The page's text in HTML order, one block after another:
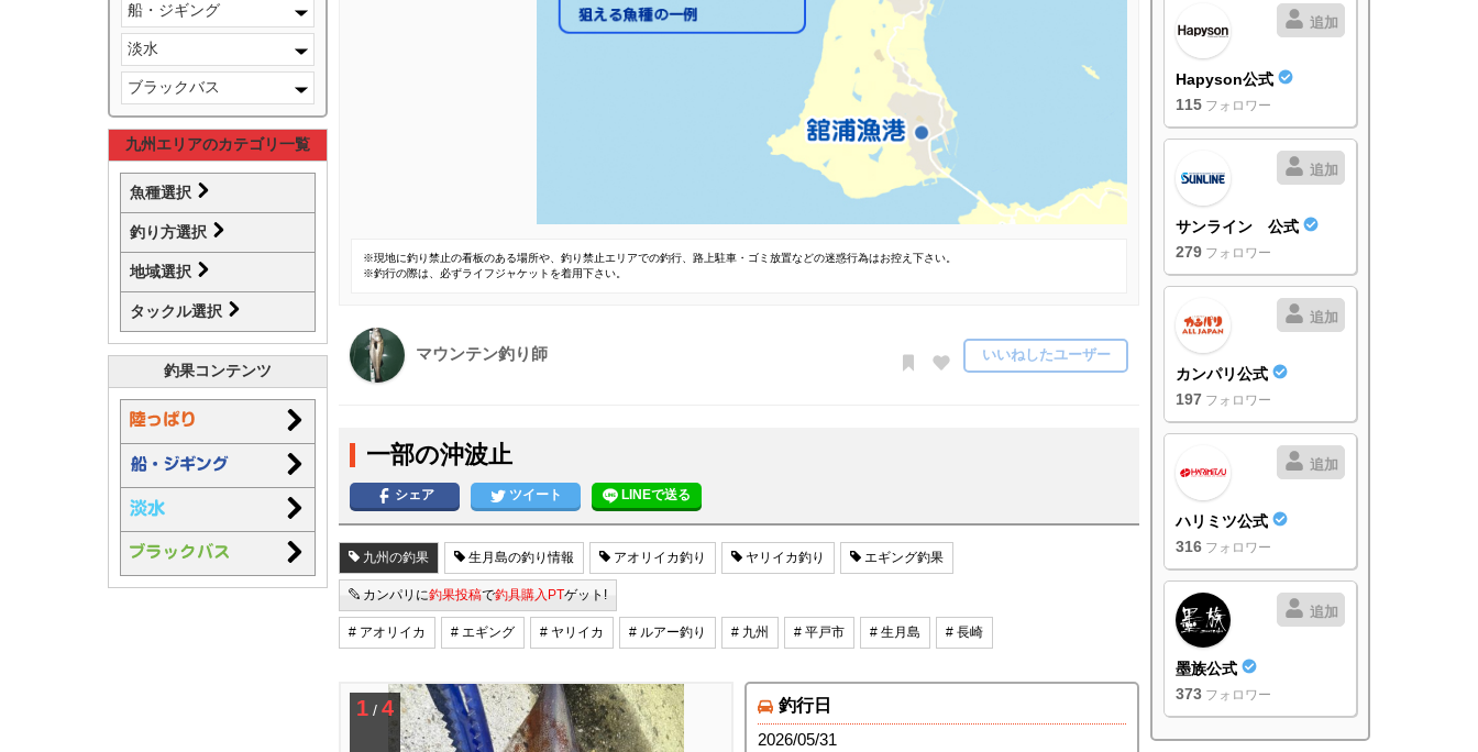
船・ジギング
淡水
ブラックバス
九州エリアのカテゴリ一覧
魚種選択
釣り方選択
地域選択
タックル選択
釣果コンテンツ
※現地に釣り禁止の看板のある場所や、釣り禁止エリアでの釣行、路上駐車・ゴミ放置などの迷惑行為はお控え下さい。
※釣行の際は、必ずライフジャケットを着用下さい。
マウンテン釣り師 いいねしたユーザー
一部の沖波止
シェア ツイート LINEで送る
九州の釣果 生月島の釣り情報 アオリイカ釣り ヤリイカ釣り エギング釣果
カンパリに釣果投稿で釣具購入PTゲット!
# アオリイカ # エギング # ヤリイカ # ルアー釣り # 九州 # 平戸市 # 生月島 # 長崎
1 / 4
釣行日
2026/05/31
追加
Hapyson公式
115 フォロワー
追加
サンライン 公式
279 フォロワー
追加
カンパリ公式
197 フォロワー
追加
ハリミツ公式
316 フォロワー
追加
墨族公式
373 フォロワー